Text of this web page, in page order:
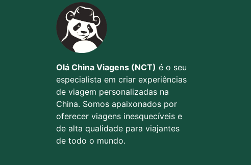
Olá China Viagens (NCT) é o seu
especialista em criar experiências
de viagem personalizadas na
China. Somos apaixonados por
oferecer viagens inesquecíveis e
de alta qualidade para viajantes
de todo o mundo.